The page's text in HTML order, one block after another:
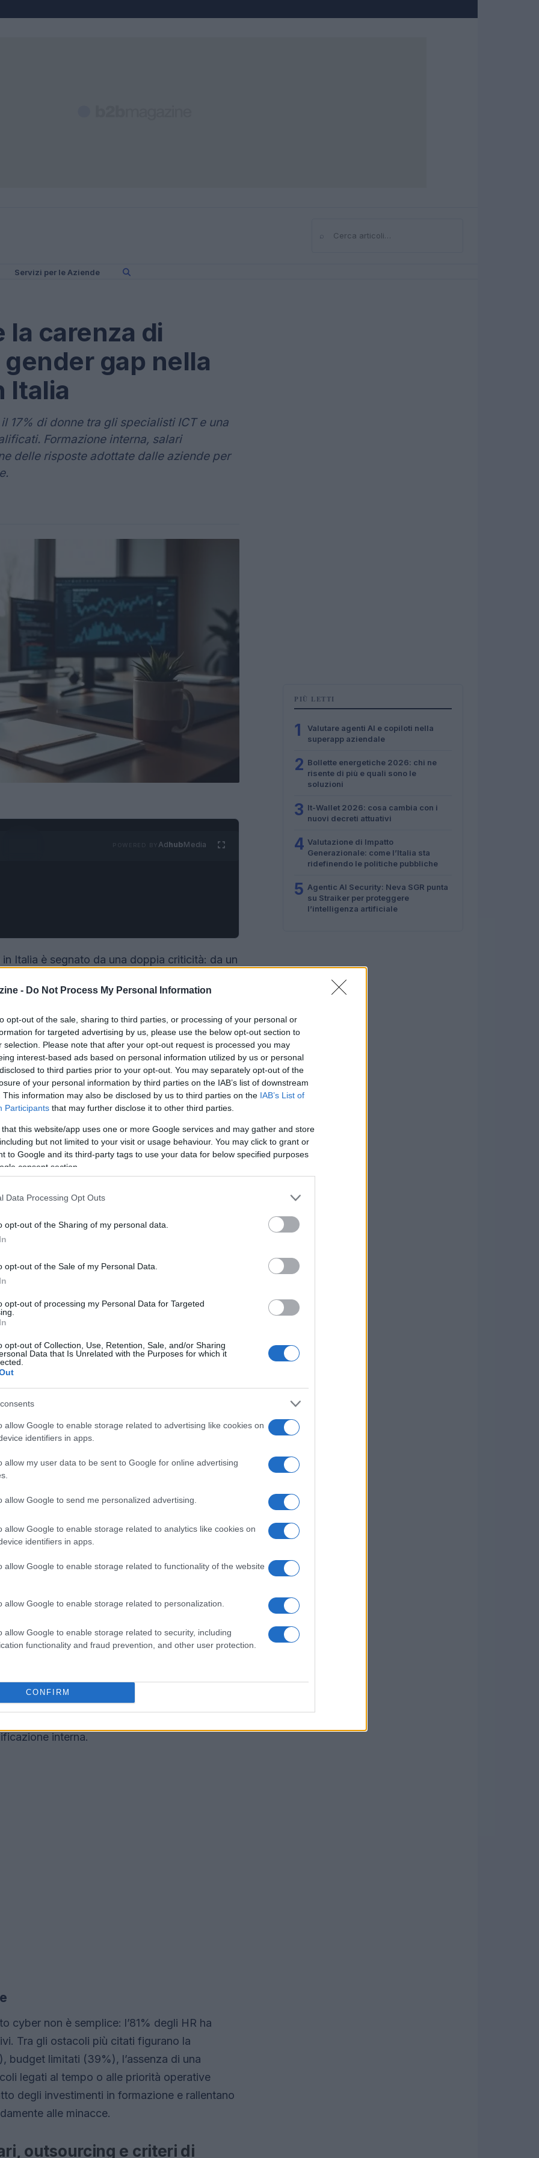
- Do Not Process My Personal Information
opt-out of the sale, sharing to third parties, or processing of your personal or
for targeted advertising by us, please use the below opt-out section to
selection. Please note that after your opt-out request is processed you may
interest-based ads based on personal information utilized by us or personal
to third parties prior to your opt-out. You may separately opt-out of the
of your personal information by third parties on the IAB’s list of downstream
This information may also be disclosed by us to third parties on the IAB’s List of
Participants that may further disclose it to other third parties.
that this website/app uses one or more Google services and may gather and store
but not limited to your visit or usage behaviour. You may click to grant or
to Google and its third-party tags to use your data for below specified purposes
consent section.
Data Processing Opt Outs
opt-out of the Sharing of my personal data.
opt-out of the Sale of my Personal Data.
opt-out of processing my Personal Data for Targeted
opt-out of Collection, Use, Retention, Sale, and/or Sharing
Data that Is Unrelated with the Purposes for which it
allow Google to enable storage related to advertising like cookies on
identifiers in apps.
allow my user data to be sent to Google for online advertising
allow Google to send me personalized advertising.
allow Google to enable storage related to analytics like cookies on
identifiers in apps.
allow Google to enable storage related to functionality of the website
allow Google to enable storage related to personalization.
allow Google to enable storage related to security, including
functionality and fraud prevention, and other user protection.
CONFIRM
⌕Cerca
Servizi per le Aziende
carenza di
gap nella
Italia
17% di donne tra gli specialisti ICT e una
Formazione interna, salari
delle risposte adottate dalle aziende per
AdhubMedia
Italia è segnato da una doppia criticità: da un
dall’altro un
degli specialisti ICT nel paese è donna, una
20%. Questi numeri emergono da
attiva nelprofessional recruitment, che ha
IT, professionisti HR e operatori
di genere
è solo una questione numerica: influisce
Il 24% dei decision maker
maschili; la convinzione cresce tra gli
in funzioni di supporto (49%). Questi
in cui la scarsa visibilità femminile
e ICT.
forte tensione: l’86% definisce difficoltosa
90% segnala problemi nell’individuare
le competenze tecniche e il 75% lamenta
Questo contesto accentua l’urgenza di
strategie di attrazione dei talenti.
ma non priva di
stanno spostando l’attenzione sulla
37% delle organizzazioni individua
principale per colmare il gap di competenze.
junior nell’82% dei casi e ritengono
interna.
cyber non è semplice: l’81% degli HR ha
Tra gli ostacoli più citati figurano la
budget limitati (39%), l’assenza di una
legati al tempo o alle priorità operative
degli investimenti in formazione e rallentano
alle minacce.
outsourcing e criteri di
PIÙ LETTI
1
Valutare agenti AI e copiloti nella
superapp aziendale
2 Bollette energetiche 2026: chi ne
risente di più e quali sono le
soluzioni
3 It-Wallet 2026: cosa cambia con i
nuovi decreti attuativi
4 Valutazione di Impatto
Generazionale: come l’Italia sta
ridefinendo le politiche pubbliche
5 Agentic AI Security: Neva SGR punta
su Straiker per proteggere
l’intelligenza artificiale